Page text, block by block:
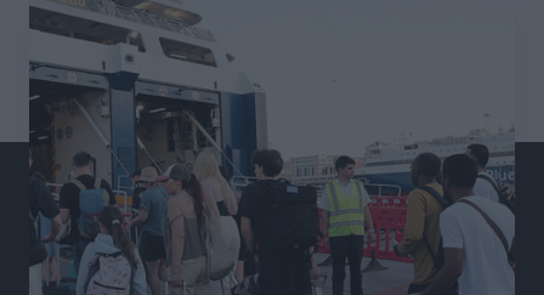
Γ.Σ. Διαγόρας: Εντατική προετοιμασία και επιστροφή
Ρίζου στις Ακαδημίες
Αθλητικά πριν 13 ώρες
Εθνική Ανδρών: Ραντεβού στο Telekom Center Athens
Αθλητικά• πριν 13 ώρες
ΕΠΟ: Απέσυρε τη στήριξή της στην υποψηφιότητα